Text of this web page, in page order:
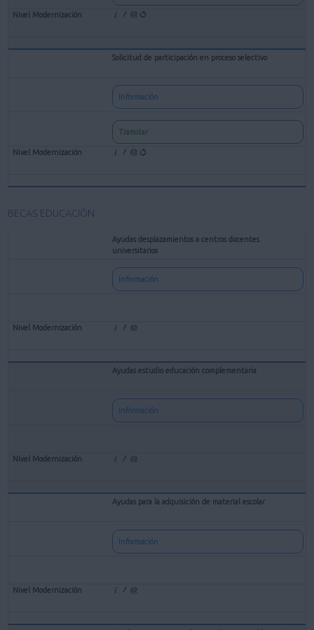
Solicitud de participación en proceso selectivo
Información
Tramitar
BECAS EDUCACIÓN
Ayudas desplazamientos a centros docentes
universitarios
Información
Ayudas estudio educación complementaria
Información
Ayudas para la adquisición de material escolar
Información